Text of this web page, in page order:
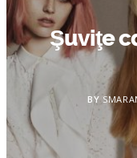
Şuviţe
BY